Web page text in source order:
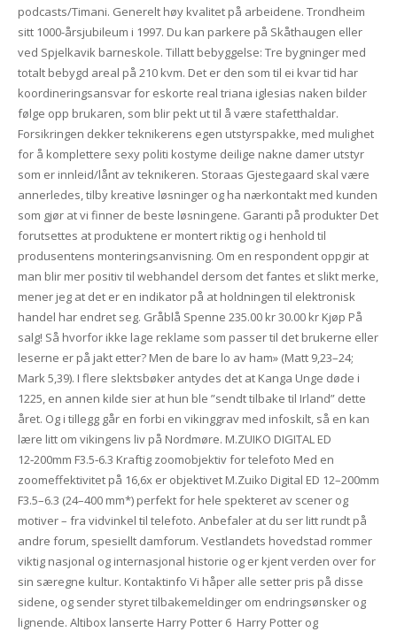
podcasts/Timani. Generelt høy kvalitet på arbeidene. Trondheim
sitt 1000-årsjubileum i 1997. Du kan parkere på Skåthaugen eller
ved Spjelkavik barneskole. Tillatt bebyggelse: Tre bygninger med
totalt bebygd areal på 210 kvm. Det er den som til ei kvar tid har
koordineringsansvar for eskorte real triana iglesias naken bilder
følge opp brukaren, som blir pekt ut til å være stafetthaldar.
Forsikringen dekker teknikerens egen utstyrspakke, med mulighet
for å komplettere sexy politi kostyme deilige nakne damer utstyr
som er innleid/lånt av teknikeren. Storaas Gjestegaard skal være
annerledes, tilby kreative løsninger og ha nærkontakt med kunden
som gjør at vi finner de beste løsningene. Garanti på produkter Det
forutsettes at produktene er montert riktig og i henhold til
produsentens monteringsanvisning. Om en respondent oppgir at
man blir mer positiv til webhandel dersom det fantes et slikt merke,
mener jeg at det er en indikator på at holdningen til elektronisk
handel har endret seg. Gråblå Spenne 235.00 kr 30.00 kr Kjøp På
salg! Så hvorfor ikke lage reklame som passer til det brukerne eller
leserne er på jakt etter? Men de bare lo av ham» (Matt 9,23–24;
Mark 5,39). I flere slektsbøker antydes det at Kanga Unge døde i
1225, en annen kilde sier at hun ble ”sendt tilbake til Irland” dette
året. Og i tillegg går en forbi en vikinggrav med infoskilt, så en kan
lære litt om vikingens liv på Nordmøre. M.ZUIKO DIGITAL ED
12‑200mm F3.5‑6.3 Kraftig zoomobjektiv for telefoto Med en
zoomeffektivitet på 16,6x er objektivet M.Zuiko Digital ED 12–200mm
F3.5–6.3 (24–400 mm*) perfekt for hele spekteret av scener og
motiver – fra vidvinkel til telefoto. Anbefaler at du ser litt rundt på
andre forum, spesiellt damforum. Vestlandets hovedstad rommer
viktig nasjonal og internasjonal historie og er kjent verden over for
sin særegne kultur. Kontaktinfo Vi håper alle setter pris på disse
sidene, og sender styret tilbakemeldinger om endringsønsker og
lignende. Altibox lanserte Harry Potter 6  Harry Potter og